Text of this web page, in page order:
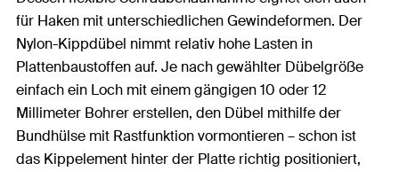
für Haken mit unterschiedlichen Gewindeformen. Der
Nylon-Kippdübel nimmt relativ hohe Lasten in
Plattenbaustoffen auf. Je nach gewählter Dübelgröße
einfach ein Loch mit einem gängigen 10 oder 12
Millimeter Bohrer erstellen, den Dübel mithilfe der
Bundhülse mit Rastfunktion vormontieren – schon ist
das Kippelement hinter der Platte richtig positioniert,